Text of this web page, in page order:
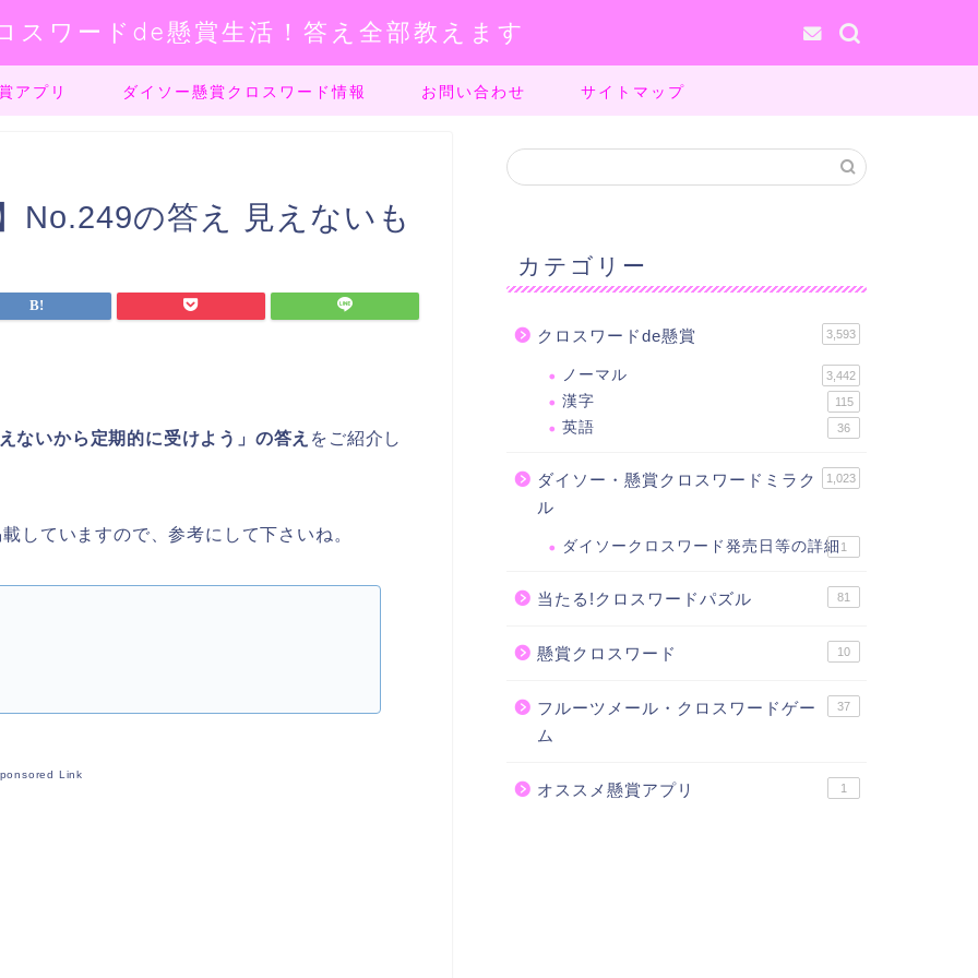
スワードde懸賞生活！答え全部教えます
アプリ ダイソー懸賞クロスワード情報 お問い合わせ サイトマップ
No.249の答え 見えないも
ないから定期的に受けよう」の答え をご紹介し
していますので、参考にして下さいね。
Link
カテゴリー
クロスワードde懸賞 3,593
ノーマル 3,442
漢字 115
英語 36
ダイソー・懸賞クロスワードミラク
ル
1,023
ダイソークロスワード発売日等の詳細 1
当たる!クロスワードパズル 81
懸賞クロスワード 10
フルーツメール・クロスワードゲー
ム
37
オススメ懸賞アプリ 1